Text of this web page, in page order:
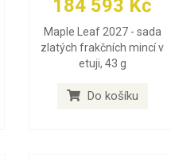
184 593 Kč
Maple Leaf 2027 - sada
zlatých frakčních mincí v
etuji, 43 g
Do košíku